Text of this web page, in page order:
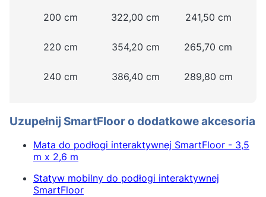
200 cm 322,00 cm 241,50 cm
220 cm 354,20 cm 265,70 cm
240 cm 386,40 cm 289,80 cm
Uzupełnij SmartFloor o dodatkowe akcesoria
Mata do podłogi interaktywnej SmartFloor - 3,5
m x 2,6 m
Statyw mobilny do podłogi interaktywnej
SmartFloor